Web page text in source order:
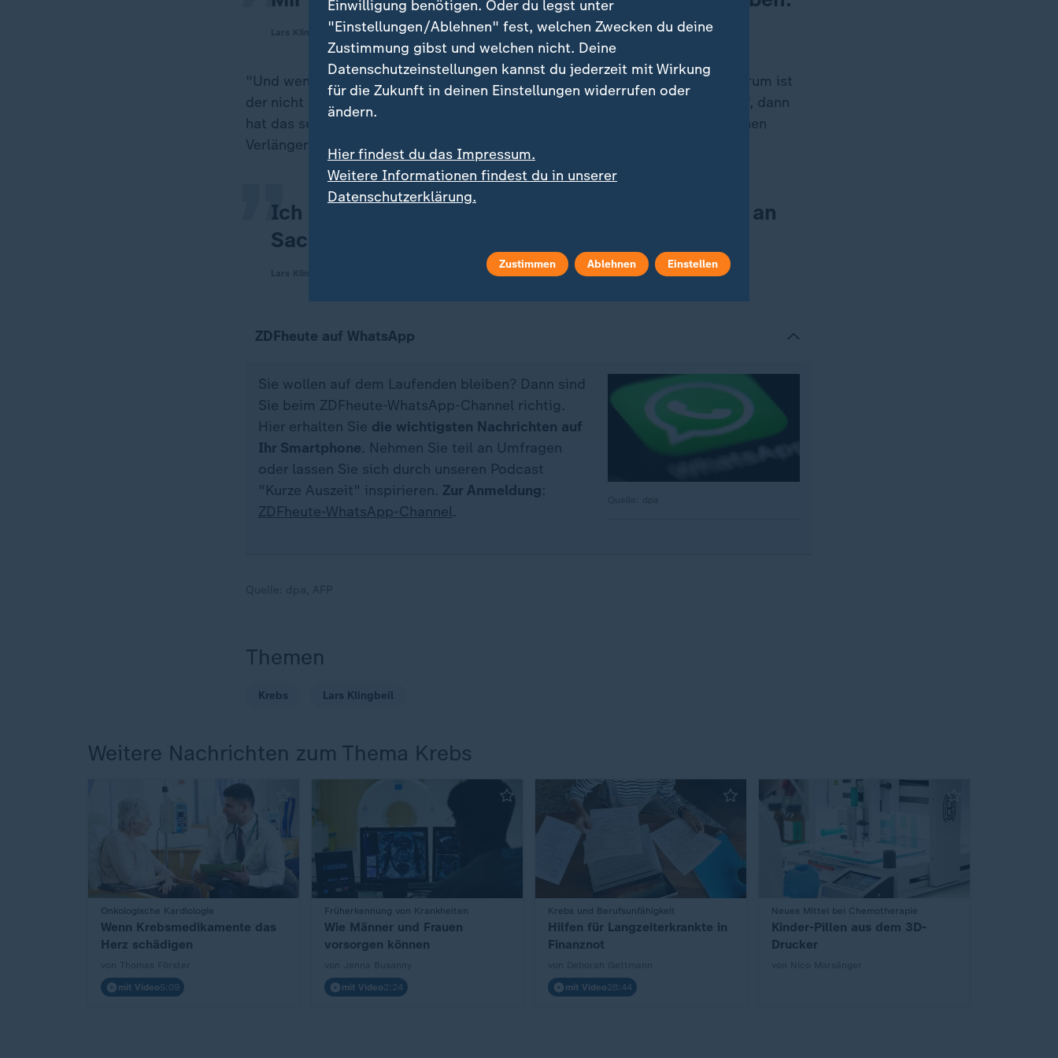
Lars Klingbeil, SPD-Vorsitzender
"Und wenn Leute heute auf mich gucken und sagen: 'Warum ruht der so? Warum ist
der nicht so aufgeregt? Warum lässt der sich nicht aus der Fassung bringen?', dann
hat das sehr viel bei mir damit zu tun, dass ich sage, da ist gerade ein bisschen
Verlängerung, die ich mir selbst erarbeitet habe."
Ich glaube, dass man ein Stück weit gelassener an
Sachen rangeht.
„
ZDFheute auf WhatsApp
Sie wollen auf dem Laufenden bleiben? Dann sind
Sie beim ZDFheute-WhatsApp-Channel richtig.
Hier erhalten Sie die wichtigsten Nachrichten auf
Ihr Smartphone. Nehmen Sie teil an Umfragen
oder lassen Sie sich durch unseren Podcast
"Kurze Auszeit" inspirieren. Zur Anmeldung:
ZDFheute-WhatsApp-Channel.
Themen
Krebs Lars Klingbeil
Weitere Nachrichten zum Thema Krebs
Onkologische Kardiologie
:
Wenn Krebsmedikamente das
Herz schädigen
mit Video5:09
Früherkennung von Krankheiten
:
Wie Männer und Frauen
vorsorgen können
mit Video2:24
Krebs und Berufsunfähigkeit
:
Hilfen für Langzeiterkrankte in
Finanznot
mit Video28:44
Neues Mittel bei Chemotherapie
:
Kinder-Pillen aus dem 3D-
Drucker
Einwilligung benötigen. Oder du legst unter
"Einstellungen/Ablehnen" fest, welchen Zwecken du deine
Zustimmung gibst und welchen nicht. Deine
Datenschutzeinstellungen kannst du jederzeit mit Wirkung
für die Zukunft in deinen Einstellungen widerrufen oder
ändern.
Hier findest du das Impressum.
Weitere Informationen findest du in unserer
Datenschutzerklärung.
Zustimmen Ablehnen Einstellen